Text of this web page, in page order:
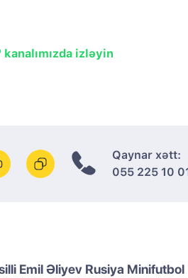
izləyin
Qaynar xətt:
055 225 10
Emil Əliyev Rusiya Minifutbol